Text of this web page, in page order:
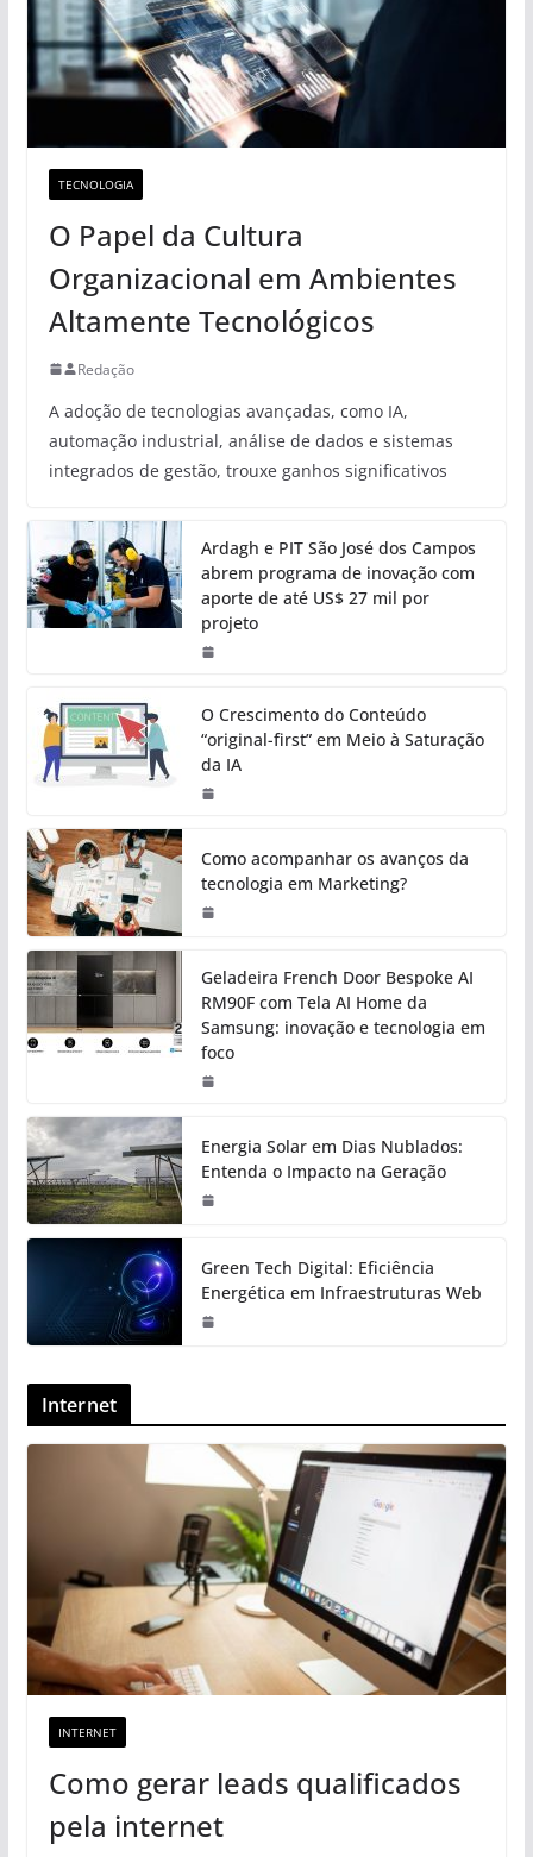
TECNOLOGIA
O Papel da Cultura
Organizacional em Ambientes
Altamente Tecnológicos
Redação
A adoção de tecnologias avançadas, como IA,
automação industrial, análise de dados e sistemas
integrados de gestão, trouxe ganhos significativos
Ardagh e PIT São José dos Campos
abrem programa de inovação com
aporte de até US$ 27 mil por
projeto
O Crescimento do Conteúdo
“original-first” em Meio à Saturação
da IA
Como acompanhar os avanços da
tecnologia em Marketing?
Geladeira French Door Bespoke AI
RM90F com Tela AI Home da
Samsung: inovação e tecnologia em
foco
Energia Solar em Dias Nublados:
Entenda o Impacto na Geração
Green Tech Digital: Eficiência
Energética em Infraestruturas Web
Internet
INTERNET
Como gerar leads qualificados
pela internet